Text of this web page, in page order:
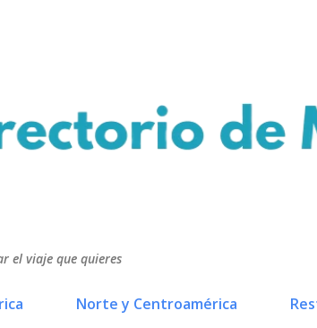
el viaje que quieres
Norte y Centroamérica